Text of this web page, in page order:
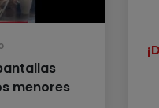
menores